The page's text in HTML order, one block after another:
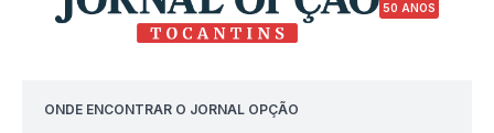
50 ANOS
ONDE ENCONTRAR O JORNAL OPÇÃO